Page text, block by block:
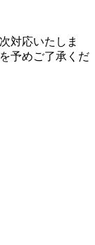
対応いたしま
予めご了承くだ